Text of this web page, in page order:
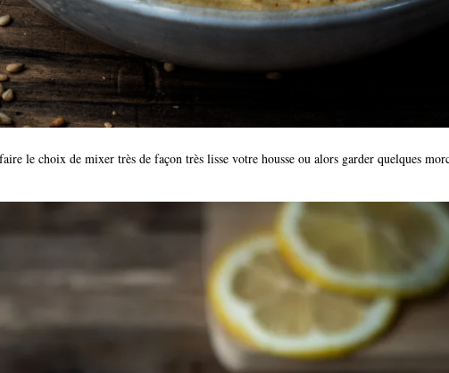
le choix de mixer très de façon très lisse votre housse ou alors garder quelques